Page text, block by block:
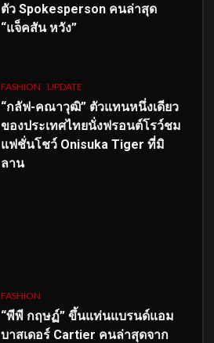
ตัว Spokesperson คนล่าสุด
“แจ็คสัน หวัง”
FASHION UPDATE
“กลัฟ-คณาวุฒิ” ตัวแทนหนึ่งเดียว
ของประเทศไทยนั่งฟรอนต์โรว์ชม
แฟชั่นโชว์ Onisuka Tiger ที่มิ
ลาน
FASHION
“พีพี กฤษฏ์” ขึ้นแท่นแบรนด์แอม
บาสเดอร์ Cartier คนล่าสุดจาก